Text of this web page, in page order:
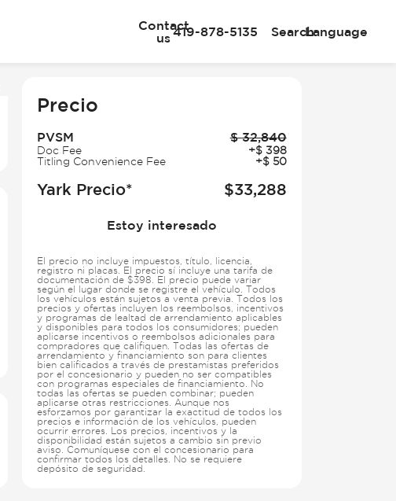
Contact
us419-878-5135 SearchLanguage
ImagePrecio
PVSM $ 32,840
Doc Fee +$ 398
Titling Convenience Fee
+$ 50
Yark Precio* $33,288
Estoy interesado
El precio no incluye impuestos, título, licencia,
registro ni placas. El precio sí incluye una tarifa de
documentación de $398. El precio puede variar
según el lugar donde se registre el vehículo. Todos
los vehículos están sujetos a venta previa. Todos los
precios y ofertas incluyen los reembolsos, incentivos
y programas de lealtad de arrendamiento aplicables
y disponibles para todos los consumidores; pueden
aplicarse incentivos o reembolsos adicionales para
compradores que califiquen. Todas las ofertas de
arrendamiento y financiamiento son para clientes
bien calificados a través de prestamistas preferidos
por el concesionario y pueden no ser compatibles
con programas especiales de financiamiento. No
todas las ofertas se pueden combinar; pueden
aplicarse otras restricciones. Aunque nos
esforzamos por garantizar la exactitud de todos los
precios e información de los vehículos, pueden
ocurrir errores. Los precios, incentivos y la
disponibilidad están sujetos a cambio sin previo
aviso. Comuníquese con el concesionario para
confirmar todos los detalles. No se requiere
depósito de seguridad.